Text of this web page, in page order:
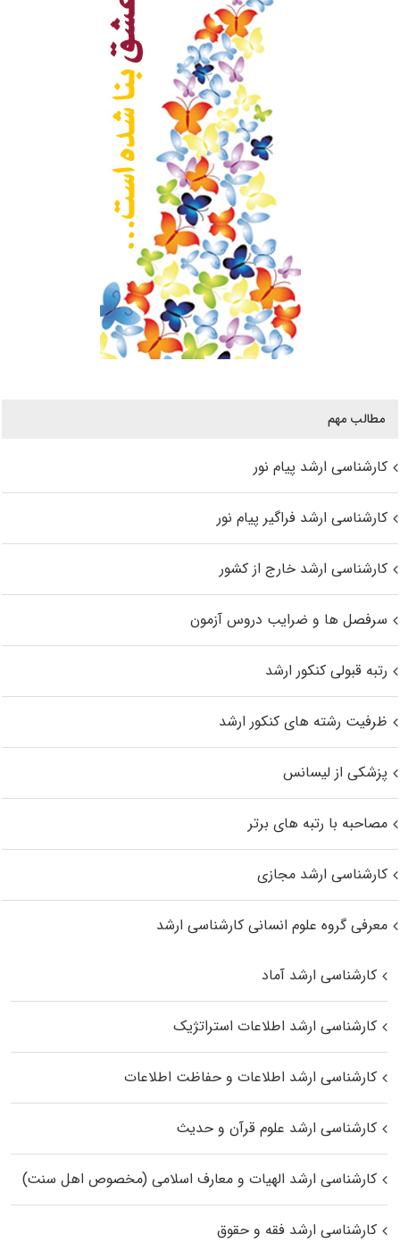
مطالب مهم
کارشناسی ارشد پیام نور
کارشناسی ارشد فراگیر پیام نور
کارشناسی ارشد خارج از کشور
سرفصل ها و ضرایب دروس آزمون
رتبه قبولی کنکور ارشد
ظرفیت رشته های کنکور ارشد
پزشکی از لیسانس
مصاحبه با رتبه های برتر
کارشناسی ارشد مجازی
معرفی گروه علوم انسانی کارشناسی ارشد
کارشناسی ارشد آماد
کارشناسی ارشد اطلاعات استراتژیک
کارشناسی ارشد اطلاعات و حفاظت اطلاعات
کارشناسی ارشد علوم قرآن و حدیث
کارشناسی ارشد الهیات و معارف اسلامی (مخصوص اهل سنت)
کارشناسی ارشد فقه و حقوق